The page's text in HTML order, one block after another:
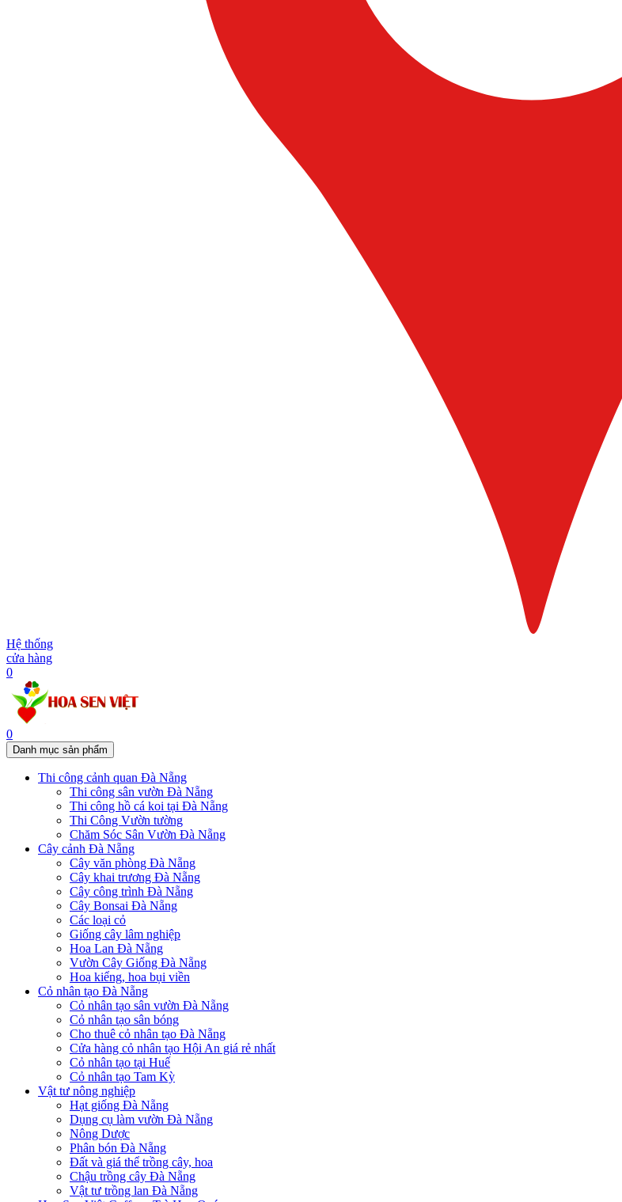
Hệ thống
cửa hàng
0
0
Danh mục sản phẩm
Thi công cảnh quan Đà Nẵng
Thi công sân vườn Đà Nẵng
Thi công hồ cá koi tại Đà Nẵng
Thi Công Vườn tường
Chăm Sóc Sân Vườn Đà Nẵng
Cây cảnh Đà Nẵng
Cây văn phòng Đà Nẵng
Cây khai trương Đà Nẵng
Cây công trình Đà Nẵng
Cây Bonsai Đà Nẵng
Các loại cỏ
Giống cây lâm nghiệp
Hoa Lan Đà Nẵng
Vườn Cây Giống Đà Nẵng
Hoa kiểng, hoa bụi viền
Cỏ nhân tạo Đà Nẵng
Cỏ nhân tạo sân vườn Đà Nẵng
Cỏ nhân tạo sân bóng
Cho thuê cỏ nhân tạo Đà Nẵng
Cửa hàng cỏ nhân tạo Hội An giá rẻ nhất
Cỏ nhân tạo tại Huế
Cỏ nhân tạo Tam Kỳ
Vật tư nông nghiệp
Hạt giống Đà Nẵng
Dụng cụ làm vườn Đà Nẵng
Nông Dược
Phân bón Đà Nẵng
Đất và giá thể trồng cây, hoa
Chậu trồng cây Đà Nẵng
Vật tư trồng lan Đà Nẵng